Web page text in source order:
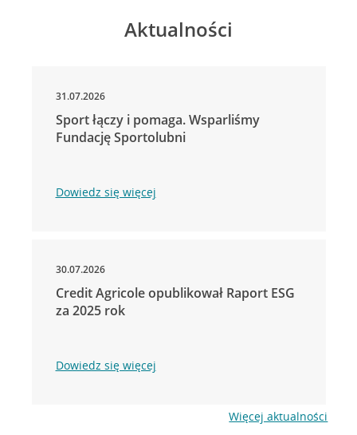
Aktualności
31.07.2026
Sport łączy i pomaga. Wsparliśmy
Fundację Sportolubni
Dowiedz się więcej
30.07.2026
Credit Agricole opublikował Raport ESG
za 2025 rok
Dowiedz się więcej
Więcej aktualności